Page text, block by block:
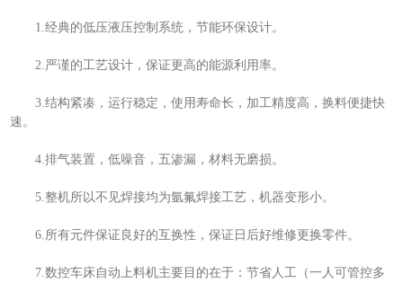
1.经典的低压液压控制系统，节能环保设计。
2.严谨的工艺设计，保证更高的能源利用率。
3.结构紧凑，运行稳定，使用寿命长，加工精度高，换料便捷快
速。
4.排气装置，低噪音，五渗漏，材料无磨损。
5.整机所以不见焊接均为氩氟焊接工艺，机器变形小。
6.所有元件保证良好的互换性，保证日后好维修更换零件。
7.数控车床自动上料机主要目的在于：节省人工（一人可管控多